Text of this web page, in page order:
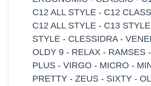
C12 ALL STYLE - C12
C12 ALL STYLE - C13
STYLE - CLESSIDRA -
OLDY 9 - RELAX - RAMSES
PLUS - VIRGO - MICRO -
PRETTY - ZEUS - SIXTY -